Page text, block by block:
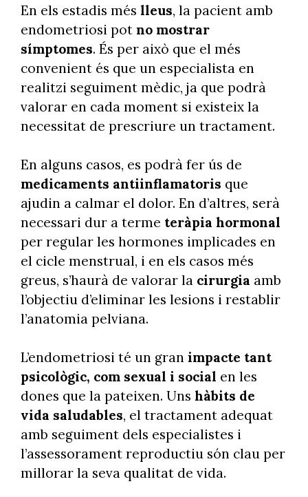
En els estadis méslleus, la pacient amb
endometriosi potno mostrar
símptomes. És per això que el més
convenient és que un especialista en
realitzi seguiment mèdic, ja que podrà
valorar en cada moment si existeix la
necessitat de prescriure un tractament.
En alguns casos, es podrà fer ús de
medicaments antiinflamatoris que
ajudin a calmar el dolor. En d’altres, serà
necessari dur a terme teràpia hormonal
per regular les hormones implicades en
el cicle menstrual, i en els casos més
greus, s’haurà de valorar la cirurgia amb
l’objectiu d’eliminar les lesions i restablir
l’anatomia pelviana.
L’endometriosi té un granimpacte tant
psicològic, com sexual i social en les
dones que la pateixen. Unshàbits de
vida saludables, el tractament adequat
amb seguiment dels especialistes i
l’assessorament reproductiu són clau per
millorar la seva qualitat de vida.